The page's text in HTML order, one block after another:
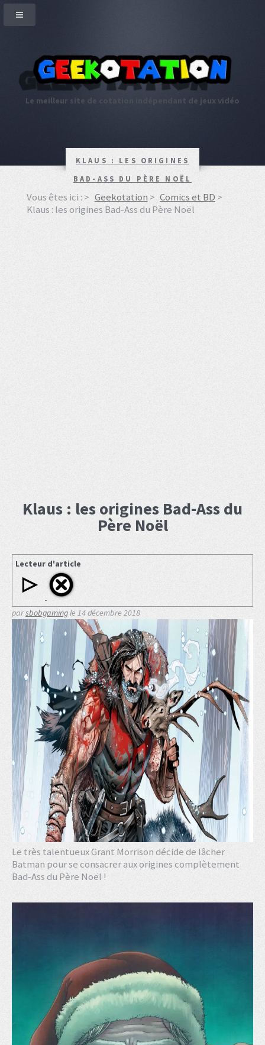
Le meilleur site de cotation indépendant de jeux vidéo
KLAUS : LES ORIGINES
BAD-ASS DU PÈRE NOËL
Vous êtes ici : Geekotation
Comics et BD
Klaus : les origines Bad-Ass du Père Noël
Klaus : les origines Bad-Ass du
Père Noël
Lecteur d'article
parsbobgamingle 14 décembre 2018
Le très talentueux Grant Morrison décide de lâcher
Batman pour se consacrer aux origines complètement
Bad-Ass du Père Noël !